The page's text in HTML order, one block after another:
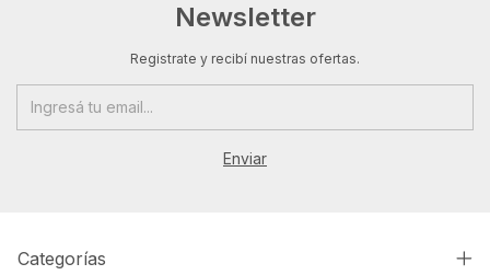
Newsletter
Registrate y recibí nuestras ofertas.
Categorías